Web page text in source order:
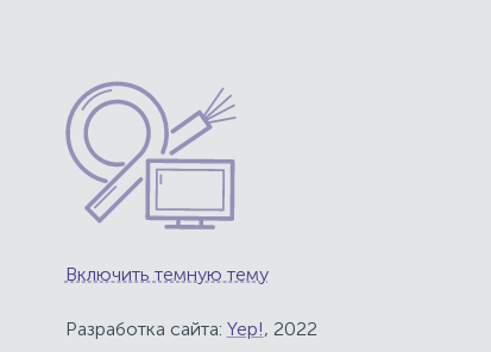
Включить темную тему
Разработка сайта: Yep!, 2022